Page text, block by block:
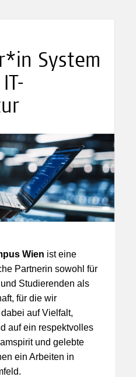
System
Wien ist eine
Partnerin sowohl für
Studierenden als
für die wir
auf Vielfalt,
auf ein respektvolles
und gelebte
ein Arbeiten in